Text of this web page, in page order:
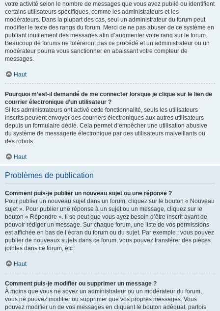
votre activité selon le nombre de messages que vous avez publié ou identifient
certains utilisateurs spécifiques, comme les administrateurs et les
modérateurs. Dans la plupart des cas, seul un administrateur du forum peut
modifier le texte des rangs du forum. Merci de ne pas abuser de ce système en
publiant inutilement des messages afin d’augmenter votre rang sur le forum.
Beaucoup de forums ne toléreront pas ce procédé et un administrateur ou un
modérateur pourra vous sanctionner en abaissant votre compteur de
messages.
Haut
Pourquoi m’est-il demandé de me connecter lorsque je clique sur le lien de
courrier électronique d’un utilisateur ?
Si les administrateurs ont activé cette fonctionnalité, seuls les utilisateurs
inscrits peuvent envoyer des courriers électroniques aux autres utilisateurs
depuis un formulaire dédié. Cela permet d’empêcher une utilisation abusive
du système de messagerie électronique par des utilisateurs malveillants ou
des robots.
Haut
Problèmes de publication
Comment puis-je publier un nouveau sujet ou une réponse ?
Pour publier un nouveau sujet dans un forum, cliquez sur le bouton « Nouveau
sujet ». Pour publier une réponse à un sujet ou un message, cliquez sur le
bouton « Répondre ». Il se peut que vous ayez besoin d’être inscrit avant de
pouvoir rédiger un message. Sur chaque forum, une liste de vos permissions
est affichée en bas de l’écran du forum ou du sujet. Par exemple : vous pouvez
publier de nouveaux sujets dans ce forum, vous pouvez transférer des pièces
jointes dans ce forum, etc.
Haut
Comment puis-je modifier ou supprimer un message ?
À moins que vous ne soyez un administrateur ou un modérateur du forum,
vous ne pouvez modifier ou supprimer que vos propres messages. Vous
pouvez modifier un de vos messages en cliquant le bouton adéquat, parfois